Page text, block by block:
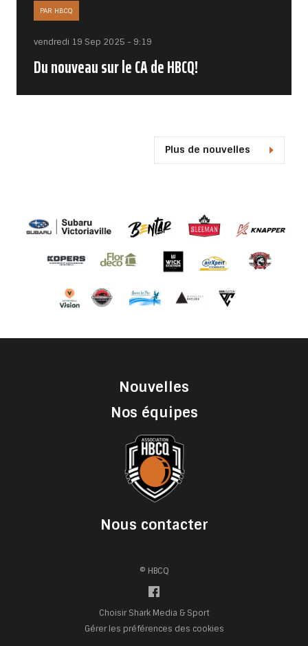
PAR HBCQ
vendredi 19 Sep 2025 - 9:19
Du nouveau sur le CA de HBCQ!
Plus de nouvelles
Nouvelles
Nos équipes
Nous contacter
© HBCQ
Choisir Shark Media & Sport
Gérer les préférences des cookies